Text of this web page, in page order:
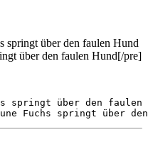
springt über den faulen Hund
über den faulen Hund[/pre]
springt über den faulen
Fuchs springt über